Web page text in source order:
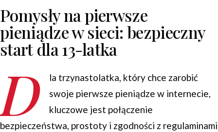
Pomysły na pierwsze
pieniądze w sieci: bezpieczny
start dla 13-latka
D
la trzynastolatka, który chce zarobić
swoje pierwsze pieniądze w internecie,
kluczowe jest połączenie
bezpieczeństwa, prostoty i zgodności z regulaminami